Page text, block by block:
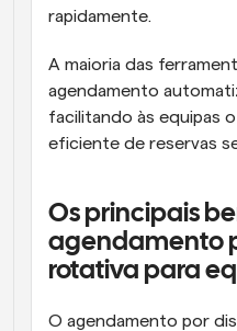
rapidamente.
A maioria das
agendamento
facilitando às equipas
eficiente de reservas
Os principais
agendamento
rotativa para
O agendamento por